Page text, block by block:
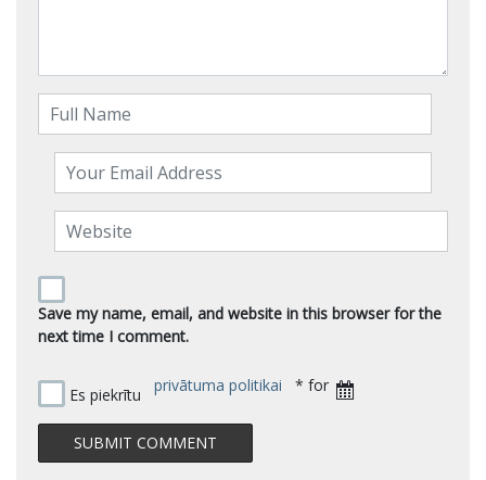
Save my name, email, and website in this browser for the
next time I comment.
Es piekrītu privātuma politikai * for